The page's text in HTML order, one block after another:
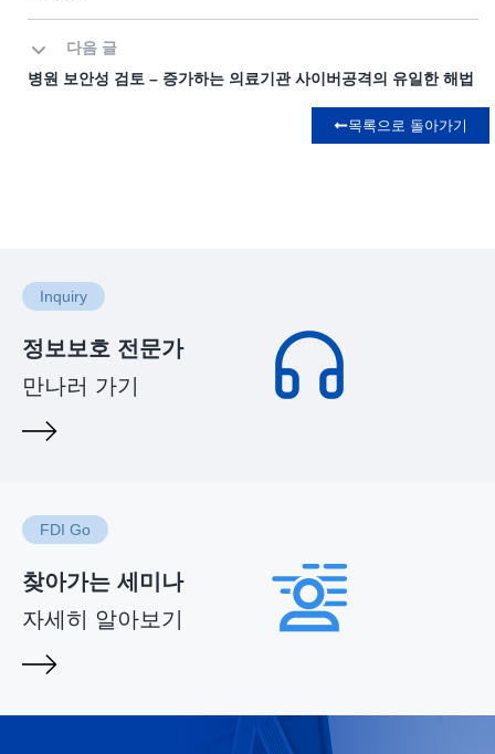
다음 글
병원 보안성 검토 – 증가하는 의료기관 사이버공격의 유일한 해법
목록으로 돌아가기
Inquiry
정보보호 전문가
만나러 가기
FDI Go
찾아가는 세미나
자세히 알아보기